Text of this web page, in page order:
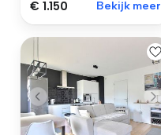
€ 1.150 Bekijk meer